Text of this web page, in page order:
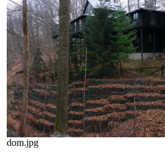
dom.jpg